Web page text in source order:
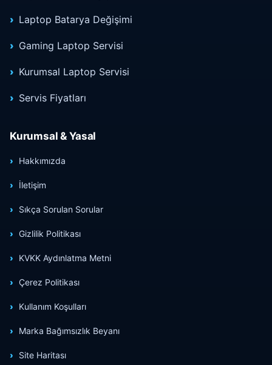
Laptop Batarya Değişimi
Gaming Laptop Servisi
Kurumsal Laptop Servisi
Servis Fiyatları
Kurumsal & Yasal
Hakkımızda
İletişim
Sıkça Sorulan Sorular
Gizlilik Politikası
KVKK Aydınlatma Metni
Çerez Politikası
Kullanım Koşulları
Marka Bağımsızlık Beyanı
Site Haritası